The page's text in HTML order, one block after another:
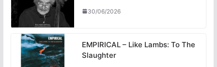
30/06/2026
EMPIRICAL – Like Lambs: To The
Slaughter